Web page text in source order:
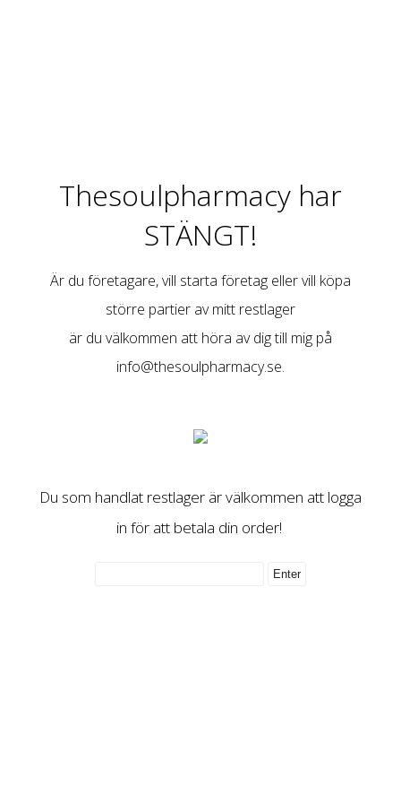
Thesoulpharmacy har
STÄNGT!
Är du företagare, vill starta företag eller vill köpa
större partier av mitt restlager
är du välkommen att höra av dig till mig på
info@thesoulpharmacy.se.
Du som handlat restlager är välkommen att logga
in för att betala din order!